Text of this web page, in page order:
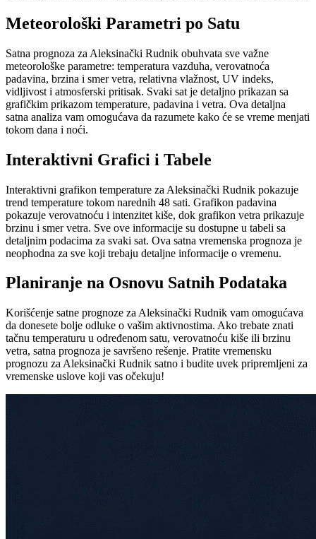
Meteorološki Parametri po Satu
Satna prognoza za Aleksinački Rudnik obuhvata sve važne
meteorološke parametre: temperatura vazduha, verovatnoća
padavina, brzina i smer vetra, relativna vlažnost, UV indeks,
vidljivost i atmosferski pritisak. Svaki sat je detaljno prikazan sa
grafičkim prikazom temperature, padavina i vetra. Ova detaljna
satna analiza vam omogućava da razumete kako će se vreme menjati
tokom dana i noći.
Interaktivni Grafici i Tabele
Interaktivni grafikon temperature za Aleksinački Rudnik pokazuje
trend temperature tokom narednih 48 sati. Grafikon padavina
pokazuje verovatnoću i intenzitet kiše, dok grafikon vetra prikazuje
brzinu i smer vetra. Sve ove informacije su dostupne u tabeli sa
detaljnim podacima za svaki sat. Ova satna vremenska prognoza je
neophodna za sve koji trebaju detaljne informacije o vremenu.
Planiranje na Osnovu Satnih Podataka
Korišćenje satne prognoze za Aleksinački Rudnik vam omogućava
da donesete bolje odluke o vašim aktivnostima. Ako trebate znati
tačnu temperaturu u određenom satu, verovatnoću kiše ili brzinu
vetra, satna prognoza je savršeno rešenje. Pratite vremensku
prognozu za Aleksinački Rudnik satno i budite uvek pripremljeni za
vremenske uslove koji vas očekuju!